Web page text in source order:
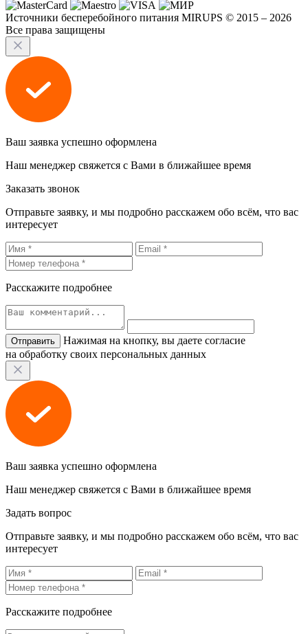
Источники бесперебойного питания MIRUPS © 2015 – 2026
Все права защищены
Ваш заявка успешно оформлена
Наш менеджер свяжется с Вами в ближайшее время
Заказать звонок
Отправьте заявку, и мы подробно расскажем обо всём, что вас
интересует
Расскажите подробнее
Нажимая на кнопку, вы даете согласие
на обработку своих персональных данных
Ваш заявка успешно оформлена
Наш менеджер свяжется с Вами в ближайшее время
Задать вопрос
Отправьте заявку, и мы подробно расскажем обо всём, что вас
интересует
Расскажите подробнее